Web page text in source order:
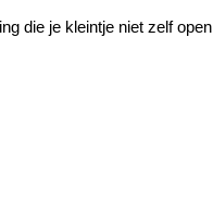
die je kleintje niet zelf open